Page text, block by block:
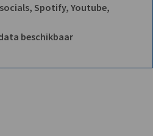
Spotify, Youtube,
beschikbaar